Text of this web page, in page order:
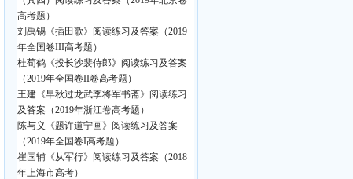
高考题）
刘禹锡《插田歌》阅读练习及答案（2019
年全国卷III高考题）
杜荀鹤《投长沙裴侍郎》阅读练习及答案
（2019年全国卷II卷高考题）
王建《早秋过龙武李将军书斋》阅读练习
及答案（2019年浙江卷高考题）
陈与义《题许道宁画》阅读练习及答案
（2019年全国卷I高考题）
崔国辅《从军行》阅读练习及答案（2018
年上海市高考）